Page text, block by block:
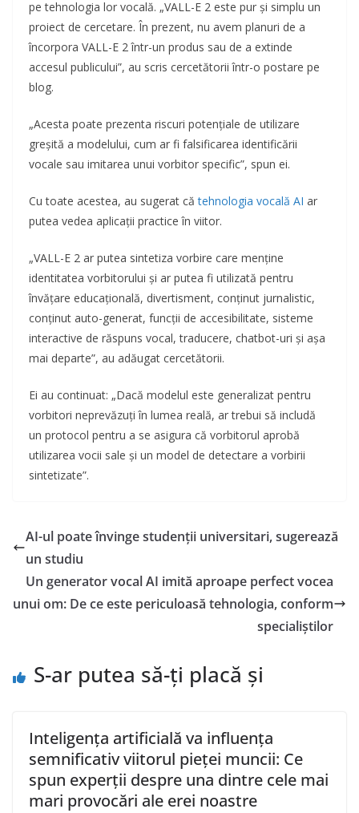
pe tehnologia lor vocală. „VALL-E 2 este pur și simplu un
proiect de cercetare. În prezent, nu avem planuri de a
încorpora VALL-E 2 într-un produs sau de a extinde
accesul publicului”, au scris cercetătorii într-o postare pe
blog.
„Acesta poate prezenta riscuri potențiale de utilizare
greșită a modelului, cum ar fi falsificarea identificării
vocale sau imitarea unui vorbitor specific”, spun ei.
Cu toate acestea, au sugerat cătehnologia vocală AI ar
putea vedea aplicații practice în viitor.
„VALL-E 2 ar putea sintetiza vorbire care menține
identitatea vorbitorului și ar putea fi utilizată pentru
învățare educațională, divertisment, conținut jurnalistic,
conținut auto-generat, funcții de accesibilitate, sisteme
interactive de răspuns vocal, traducere, chatbot-uri și așa
mai departe”, au adăugat cercetătorii.
Ei au continuat: „Dacă modelul este generalizat pentru
vorbitori neprevăzuți în lumea reală, ar trebui să includă
un protocol pentru a se asigura că vorbitorul aprobă
utilizarea vocii sale și un model de detectare a vorbirii
sintetizate”.
AI-ul poate învinge studenții universitari, sugerează
un studiu
Un generator vocal AI imită aproape perfect vocea
unui om: De ce este periculoasă tehnologia, conform
specialiștilor
S-ar putea să-ți placă și
Inteligența artificială va influența
semnificativ viitorul pieței muncii: Ce
spun experții despre una dintre cele mai
mari provocări ale erei noastre